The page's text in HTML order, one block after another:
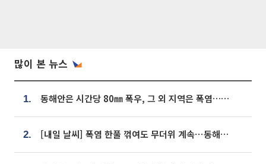
많이 본 뉴스
1. 동해안은 시간당 80㎜ 폭우, 그 외 지역은 폭염…‘극과 극 날씨’
2. [내일 날씨] 폭염 한풀 꺾여도 무더위 계속⋯동해안 이틀 연속 비